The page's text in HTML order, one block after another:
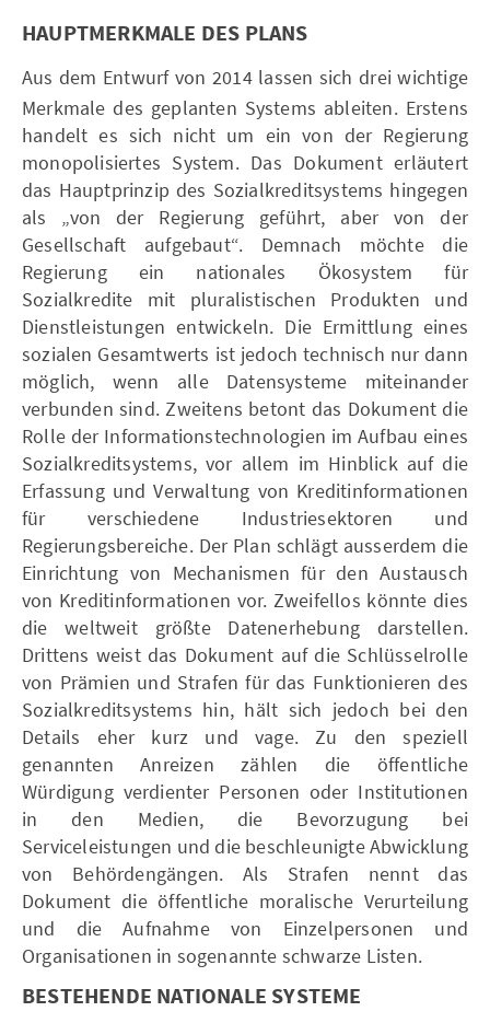
HAUPTMERKMALE DES PLANS
Aus dem Entwurf von 2014 lassen sich drei wichtige
Merkmale des geplanten Systems ableiten. Erstens
handelt es sich nicht um ein von der Regierung
monopolisiertes System. Das Dokument erläutert
das Hauptprinzip des Sozialkreditsystems hingegen
als „von der Regierung geführt, aber von der
Gesellschaft aufgebaut“. Demnach möchte die
Regierung ein nationales Ökosystem für
Sozialkredite mit pluralistischen Produkten und
Dienstleistungen entwickeln. Die Ermittlung eines
sozialen Gesamtwerts ist jedoch technisch nur dann
möglich, wenn alle Datensysteme miteinander
verbunden sind. Zweitens betont das Dokument die
Rolle der Informationstechnologien im Aufbau eines
Sozialkreditsystems, vor allem im Hinblick auf die
Erfassung und Verwaltung von Kreditinformationen
für verschiedene Industriesektoren und
Regierungsbereiche. Der Plan schlägt ausserdem die
Einrichtung von Mechanismen für den Austausch
von Kreditinformationen vor. Zweifellos könnte dies
die weltweit größte Datenerhebung darstellen.
Drittens weist das Dokument auf die Schlüsselrolle
von Prämien und Strafen für das Funktionieren des
Sozialkreditsystems hin, hält sich jedoch bei den
Details eher kurz und vage. Zu den speziell
genannten Anreizen zählen die öffentliche
Würdigung verdienter Personen oder Institutionen
in den Medien, die Bevorzugung bei
Serviceleistungen und die beschleunigte Abwicklung
von Behördengängen. Als Strafen nennt das
Dokument die öffentliche moralische Verurteilung
und die Aufnahme von Einzelpersonen und
Organisationen in sogenannte schwarze Listen.
BESTEHENDE NATIONALE SYSTEME